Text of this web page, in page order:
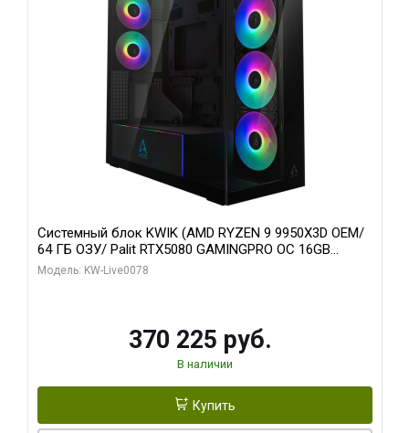
Системный блок KWIK (AMD RYZEN 9 9950X3D OEM/
64 ГБ ОЗУ/ Palit RTX5080 GAMINGPRO OC 16GB
GDDR7 256bit 3xDP HD/ 1 ТБ SSD)
Модель: KW-Live0078
370 225 руб.
В наличии
Купить